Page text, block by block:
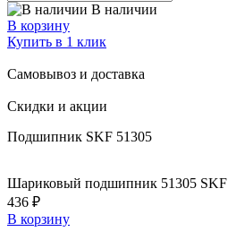
В наличии
В корзину
Купить в 1 клик
Самовывоз и доставка
Скидки и акции
Подшипник SKF 51305
Шариковый подшипник 51305 SKF
436 ₽
В корзину